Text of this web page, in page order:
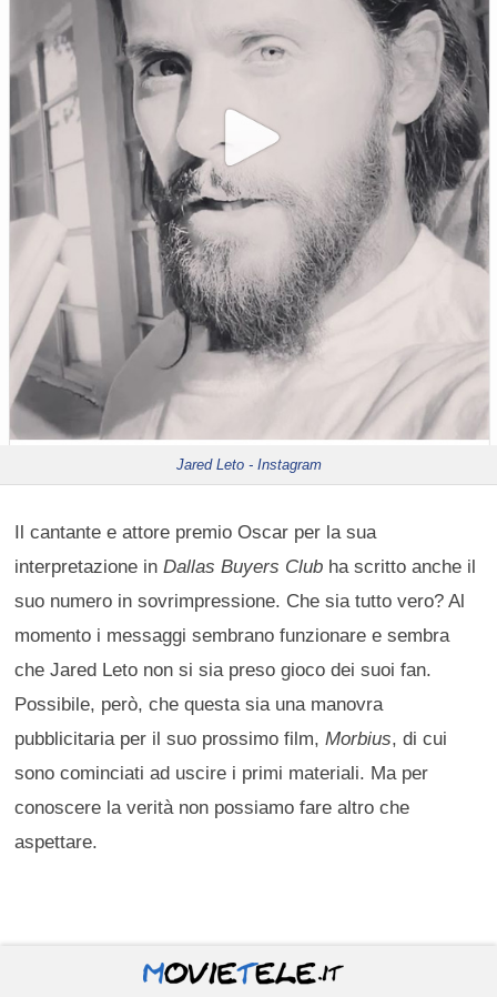
Jared Leto - Instagram
Il cantante e attore premio Oscar per la sua
interpretazione in Dallas Buyers Club ha scritto anche il
suo numero in sovrimpressione. Che sia tutto vero? Al
momento i messaggi sembrano funzionare e sembra
che Jared Leto non si sia preso gioco dei suoi fan.
Possibile, però, che questa sia una manovra
pubblicitaria per il suo prossimo film,Morbius, di cui
sono cominciati ad uscire i primi materiali. Ma per
conoscere la verità non possiamo fare altro che
aspettare.